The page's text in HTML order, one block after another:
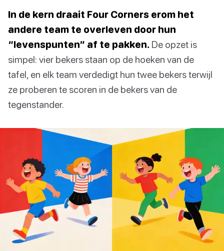
In de kern draait Four Corners erom het
andere team te overleven door hun
“levenspunten” af te pakken. De opzet is
simpel: vier bekers staan op de hoeken van de
tafel, en elk team verdedigt hun twee bekers terwijl
ze proberen te scoren in de bekers van de
tegenstander.